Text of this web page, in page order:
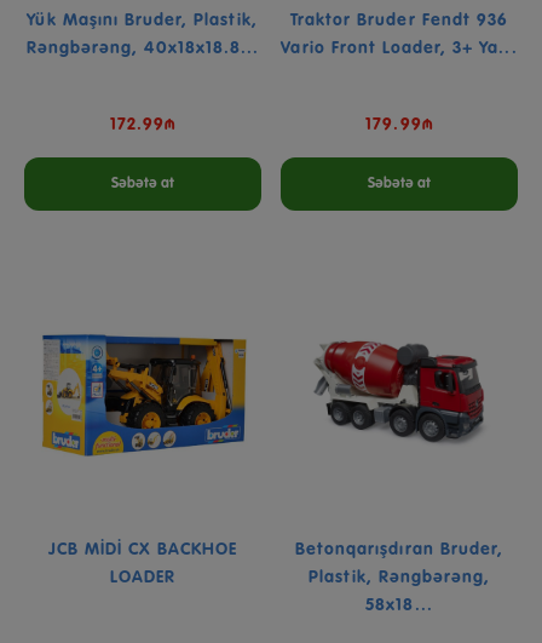
Yük Maşını Bruder, Plastik,
Rəngbərəng, 40x18x18.8...
172.99₼
Səbətə at
Traktor Bruder Fendt 936
Vario Front Loader, 3+ Ya...
179.99₼
Səbətə at
JCB MİDİ CX BACKHOE
LOADER
Betonqarışdıran Bruder,
Plastik, Rəngbərəng,
58x18...